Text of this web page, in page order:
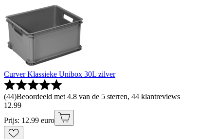
Curver Klassieke Unibox 30L zilver
(44)Beoordeeld met 4.8 van de 5 sterren, 44 klantreviews
12.99
Prijs: 12.99 euro